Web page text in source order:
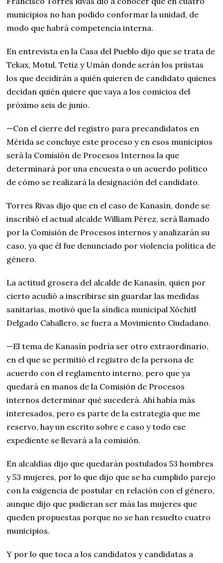
municipios no han podido conformar la unidad, de
modo que habrá competencia interna.
En entrevista en la Casa del Pueblo dijo que se trata de
Tekax, Motul, Tetiz y Umán donde serán los priistas
los que decidirán a quién quieren de candidato quienes
decidan quién quiere que vaya a los comicios del
próximo seis de junio.
—Con el cierre del registro para precandidatos en
Mérida se concluye este proceso y en esos municipios
será la Comisión de Procesos Internos la que
determinará por una encuesta o un acuerdo político
de cómo se realizará la designación del candidato.
Torres Rivas dijo que en el caso de Kanasín, donde se
inscribió el actual alcalde William Pérez, será llamado
por la Comisión de Procesos internos y analizarán su
caso, ya que él fue denunciado por violencia política de
género.
La actitud grosera del alcalde de Kanasín, quien por
cierto acudió a inscribirse sin guardar las medidas
sanitarias, motivó que la síndica municipal Xóchitl
Delgado Caballero, se fuera a Movimiento Ciudadano.
—El tema de Kanasín podría ser otro extraordinario,
en el que se permitió el registro de la persona de
acuerdo con el reglamento interno, pero que ya
quedará en manos de la Comisión de Procesos
internos determinar qué sucederá. Ahí había más
interesados, pero es parte de la estrategia que me
reservo, hay un escrito sobre e caso y todo ese
expediente se llevará a la comisión.
En alcaldías dijo que quedarán postulados 53 hombres
y 53 mujeres, por lo que dijo que se ha cumplido parejo
con la exigencia de postular en relación con el género,
aunque dijo que pudieran ser más las mujeres que
queden propuestas porque no se han resuelto cuatro
municipios.
Y por lo que toca a los candidatos y candidatas a